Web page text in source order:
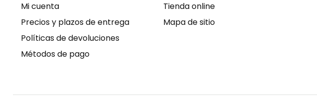
Mi cuenta
Precios y plazos de entrega
Políticas de devoluciones
Métodos de pago
Tienda online
Mapa de sitio